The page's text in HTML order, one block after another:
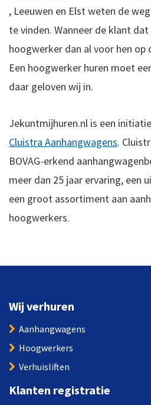
, Leeuwen en Elst weten de
te vinden. Wanneer de klant
hoogwerker dan al voor hen op
Een hoogwerker huren moet
daar geloven wij in.
Jekuntmijhuren.nl is een
Cluistra Aanhangwagens.
BOVAG-erkend
meer dan 25 jaar ervaring, een
een groot assortiment aan
hoogwerkers.
Wij verhuren
Aanhangwagens
Hoogwerkers
Verhuisliften
Klanten registratie